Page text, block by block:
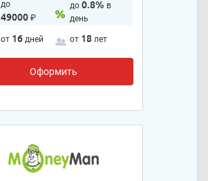
до
49000₽
до 0.8% в
день
от 16 дней от 18 лет
Оформить